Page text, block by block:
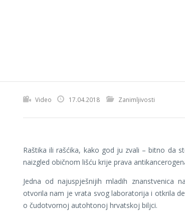
Video 17.04.2018 Zanimljivosti
Raštika ili rašćika, kako god ju zvali – bitno da
naizgled običnom lišću krije prava
Jedna od najuspješnijih mladih znanstvenica
otvorila nam je vrata svog laboratorija i otkrila
o čudotvornoj autohtonoj hrvatskoj biljci.